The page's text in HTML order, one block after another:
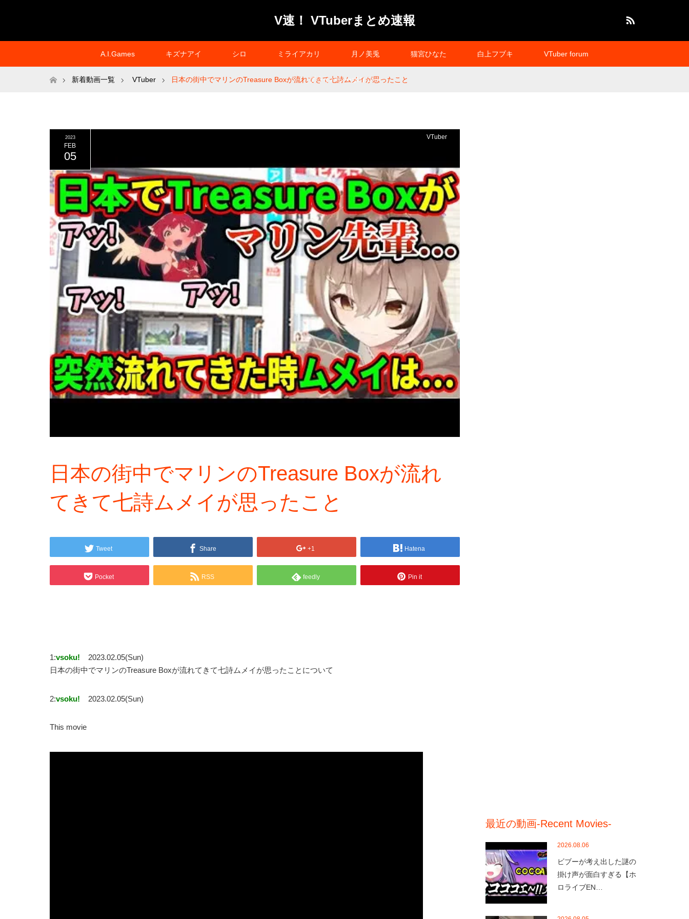
V速！ VTuberまとめ速報
A.I.Games キズナアイ シロ ミライアカリ 月ノ美兎 猫宮ひなた 白上フブキ VTuber forum
プライバシーポリシー
ホーム新着動画一覧 VTuber 日本の街中でマリンのTreasure Boxが流れてきて七詩ムメイが思ったこと
2023
FEB
05
VTuber
日本の街中でマリンのTreasure Boxが流れ
てきて七詩ムメイが思ったこと
Tweet Share +1 Hatena
Pocket RSS feedly Pin it
1:vsoku!
2023.02.05(Sun)
日本の街中でマリンのTreasure Boxが流れてきて七詩ムメイが思ったことについて
2:vsoku! 2023.02.05(Sun)
This movie
最近の動画-Recent Movies-
2026.08.06
ビブーが考え出した謎の
掛け声が面白すぎる【ホ
ロライブEN…